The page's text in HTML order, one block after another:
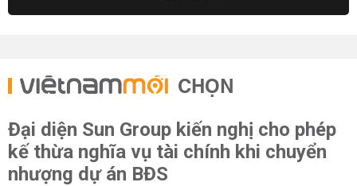
CHỌN
Đại diện Sun Group kiến nghị cho phép
kế thừa nghĩa vụ tài chính khi chuyển
nhượng dự án BĐS